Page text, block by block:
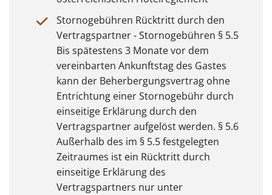
Stornogebühren Rücktritt durch den
Vertragspartner - Stornogebühren § 5.5
Bis spätestens 3 Monate vor dem
vereinbarten Ankunftstag des Gastes
kann der Beherbergungsvertrag ohne
Entrichtung einer Stornogebühr durch
einseitige Erklärung durch den
Vertragspartner aufgelöst werden. § 5.6
Außerhalb des im § 5.5 festgelegten
Zeitraumes ist ein Rücktritt durch
einseitige Erklärung des
Vertragspartners nur unter